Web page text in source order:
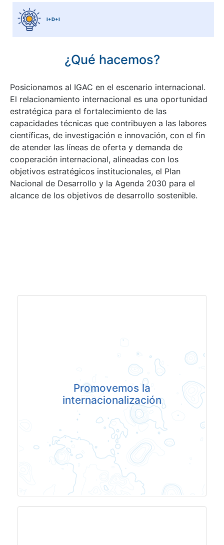
I+D+I
¿Qué hacemos?
Posicionamos al IGAC en el escenario internacional.
El relacionamiento internacional es una oportunidad
estratégica para el fortalecimiento de las
capacidades técnicas que contribuyen a las labores
científicas, de investigación e innovación, con el fin
de atender las líneas de oferta y demanda de
cooperación internacional, alineadas con los
objetivos estratégicos institucionales, el Plan
Nacional de Desarrollo y la Agenda 2030 para el
alcance de los objetivos de desarrollo sostenible.
Promovemos la
internacionalización